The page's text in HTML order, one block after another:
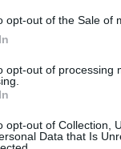
opt-out of the Sale of
opt-out of processing
opt-out of Collection,
Data that Is
e
affollano il
Vardy
ad offrire
ma al